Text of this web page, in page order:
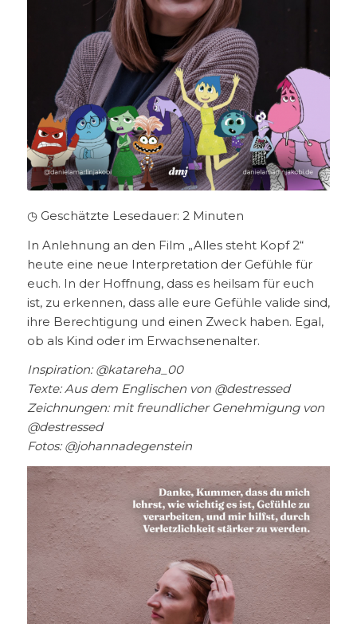
◷ Geschätzte Lesedauer: 2 Minuten
In Anlehnung an den Film „Alles steht Kopf 2“
heute eine neue Interpretation der Gefühle für
euch. In der Hoffnung, dass es heilsam für euch
ist, zu erkennen, dass alle eure Gefühle valide sind,
ihre Berechtigung und einen Zweck haben. Egal,
ob als Kind oder im Erwachsenenalter.
Inspiration: @katareha_00
Texte: Aus dem Englischen von @destressed
Zeichnungen: mit freundlicher Genehmigung von
@destressed
Fotos: @johannadegenstein